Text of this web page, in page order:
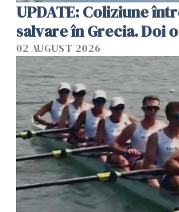
UPDATE: Coliziune
salvare în Grecia. Doi
02 AUGUST 2026